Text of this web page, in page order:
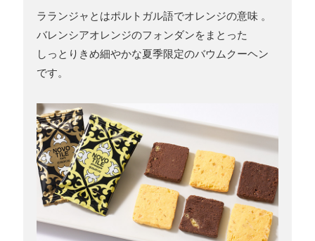
ラランジャとはポルトガル語でオレンジの意味 。
バレンシアオレンジのフォンダンをまとった
しっとりきめ細やかな夏季限定のバウムクーヘン
です。